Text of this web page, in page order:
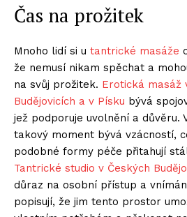
Čas na prožitek
Mnoho lidí si u tantrické masáže
že nemusí nikam spěchat a
na svůj prožitek. Erotická masáž
Budějovicích a v Písku bývá
jež podporuje uvolnění a důvěru.
takový moment bývá vzácností,
podobné formy péče přitahují
Tantrické studio v Českých
důraz na osobní přístup a
popisují, že jim tento prostor